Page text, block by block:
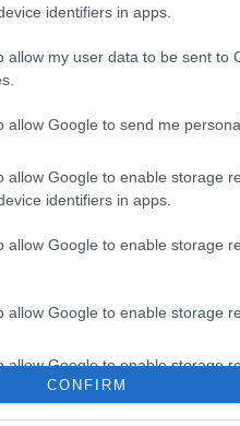
identifiers in apps.
allow my user data to be sent to
allow Google to send me
allow Google to enable storage
identifiers in apps.
allow Google to enable storage
allow Google to enable storage
allow Google to enable storage
functionality and fraud
CONFIRM